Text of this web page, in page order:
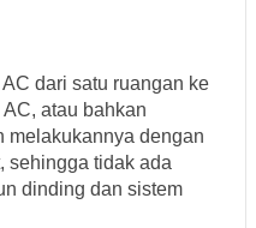
dari satu ruangan ke
atau bahkan
melakukannya dengan
sehingga tidak ada
dinding dan sistem